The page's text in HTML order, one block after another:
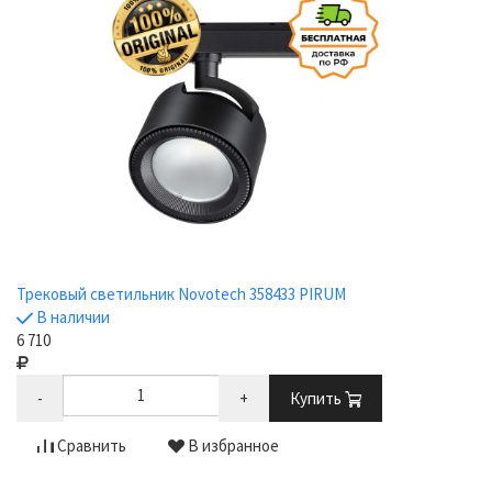
Трековый светильник Novotech 358433 PIRUM
В наличии
6 710
- + Купить
Сравнить В избранное